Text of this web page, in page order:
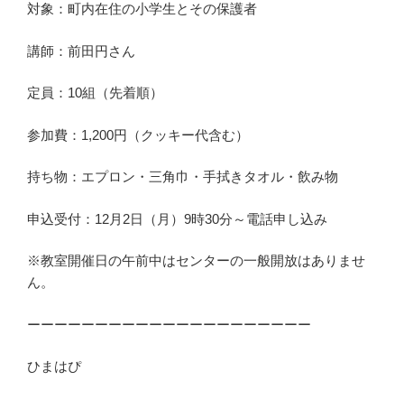
対象：町内在住の小学生とその保護者
講師：前田円さん
定員：10組（先着順）
参加費：1,200円（クッキー代含む）
持ち物：エプロン・三角巾・手拭きタオル・飲み物
申込受付：12月2日（月）9時30分～電話申し込み
※教室開催日の午前中はセンターの一般開放はありませ
ん。
ーーーーーーーーーーーーーーーーーーーーー
ひまはぴ